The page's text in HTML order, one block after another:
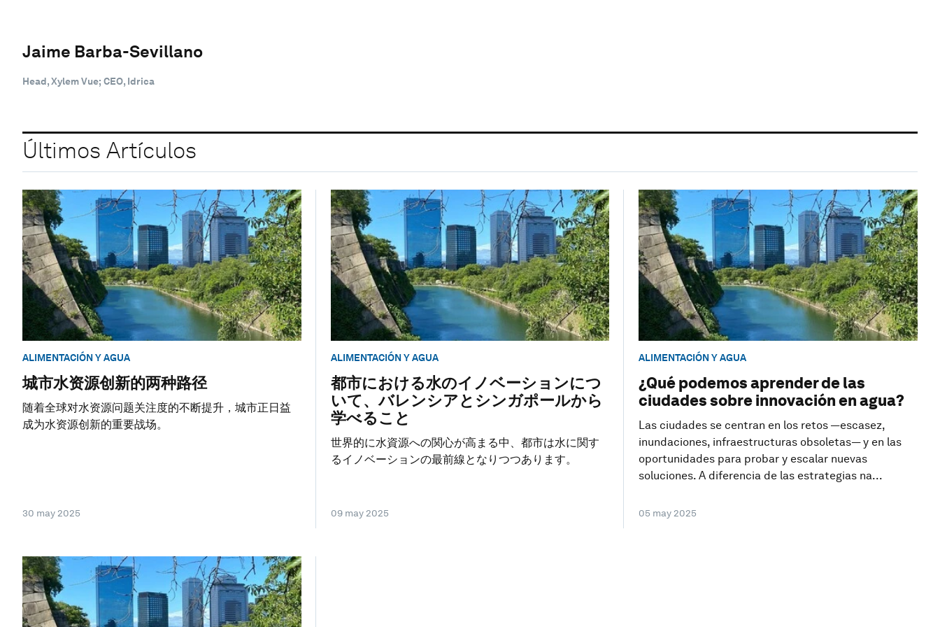
Jaime Barba-Sevillano
Head, Xylem Vue; CEO, Idrica
Últimos Artículos
ALIMENTACIÓN Y AGUA
城市水资源创新的两种路径
随着全球对水资源问题关注度的不断提升，城市正日益
成为水资源创新的重要战场。
30 may 2025
ALIMENTACIÓN Y AGUA
都市における水のイノベーションにつ
いて、バレンシアとシンガポールから
学べること
世界的に水資源への関心が高まる中、都市は水に関す
るイノベーションの最前線となりつつあります。
09 may 2025
ALIMENTACIÓN Y AGUA
¿Qué podemos aprender de las
ciudades sobre innovación en agua?
Las ciudades se centran en los retos —escasez,
inundaciones, infraestructuras obsoletas— y en las
oportunidades para probar y escalar nuevas
soluciones. A diferencia de las estrategias na...
05 may 2025